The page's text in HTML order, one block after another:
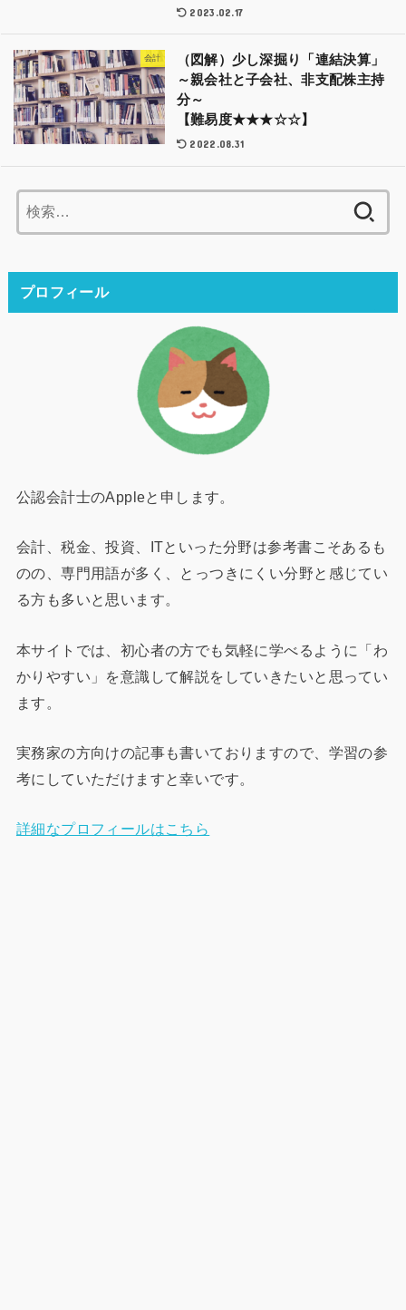
2023.02.17
会計
（図解）少し深掘り「連結決算」
～親会社と子会社、非支配株主持
分～
【難易度★★★☆☆】
2022.08.31
索:
プロフィール
公認会計士のAppleと申します。
会計、税金、投資、ITといった分野は参考書こそあるも
のの、専門用語が多く、とっつきにくい分野と感じてい
る方も多いと思います。
本サイトでは、初心者の方でも気軽に学べるように「わ
かりやすい」を意識して解説をしていきたいと思ってい
ます。
実務家の方向けの記事も書いておりますので、学習の参
考にしていただけますと幸いです。
詳細なプロフィールはこちら